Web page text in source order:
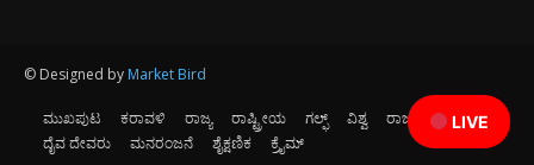
LIVE
© Designed by Market Bird
ಮುಖಪುಟ ಕರಾವಳಿ ರಾಜ್ಯ ರಾಷ್ಟ್ರೀಯ ಗಲ್ಫ್ ವಿಶ್ವ ರಾಜಕೀಯ
ಕ್ರೀಡೆ
ದೈವ ದೇವರು
ಮನರಂಜನೆ ಶೈಕ್ಷಣಿಕ ಕ್ರೈಮ್